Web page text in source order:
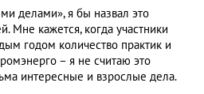
делами», я бы назвал это
Мне кажется, когда участники
годом количество практик и
– я не считаю это
интересные и взрослые дела.